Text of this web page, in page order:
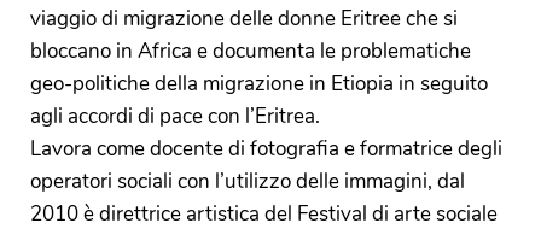
viaggio di migrazione delle donne Eritree che si
bloccano in Africa e documenta le problematiche
geo-politiche della migrazione in Etiopia in seguito
agli accordi di pace con l’Eritrea.
Lavora come docente di fotografia e formatrice degli
operatori sociali con l’utilizzo delle immagini, dal
2010 è direttrice artistica del Festival di arte sociale